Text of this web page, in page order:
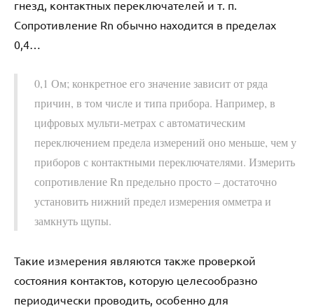
гнезд, контактных переключателей и т. п.
Сопротивление Rn обычно находится в пределах
0,4…
0,1 Ом; конкретное его значение зависит от ряда
причин, в том числе и типа прибора. Например, в
цифровых мульти-метрах с автоматическим
переключением предела измерений оно меньше, чем у
приборов с контактными переключателями. Измерить
сопротивление Rn предельно просто – достаточно
установить нижний предел измерения омметра и
замкнуть щупы.
Такие измерения являются также проверкой
состояния контактов, которую целесообразно
периодически проводить, особенно для